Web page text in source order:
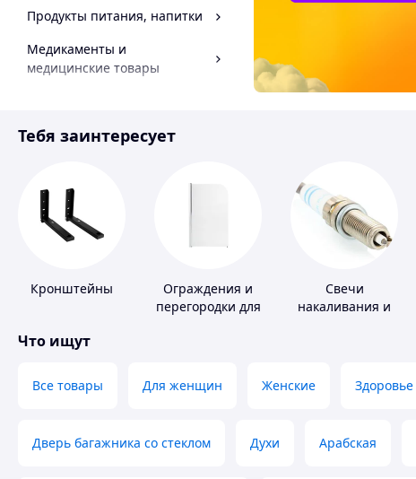
Продукты питания, напитки
Медикаменты и
медицинские товары
Инструмент
Тебя заинтересует
Кронштейны
Ограждения и
перегородки для
Свечи
накаливания и
Что ищут
Все товары Для женщин Женские Здоровье
Дверь багажника со стеклом Духи Арабская